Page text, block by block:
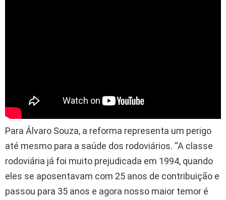
Para Álvaro Souza, a reforma representa um perigo
até mesmo para a saúde dos rodoviários. “A classe
rodoviária já foi muito prejudicada em 1994, quando
eles se aposentavam com 25 anos de contribuição e
passou para 35 anos e agora nosso maior temor é